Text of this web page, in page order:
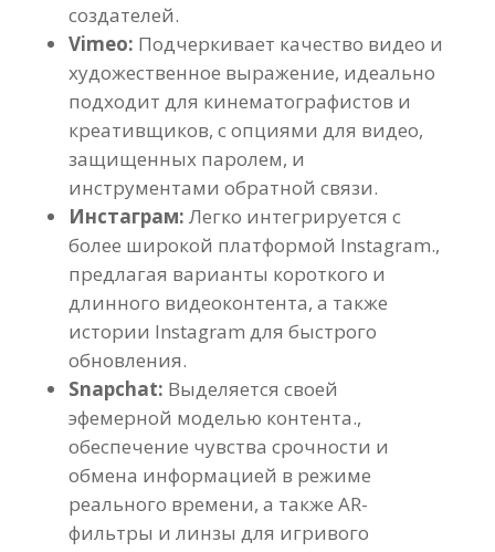
создателей.
Vimeo: Подчеркивает качество видео и
художественное выражение, идеально
подходит для кинематографистов и
креативщиков, с опциями для видео,
защищенных паролем, и
инструментами обратной связи.
Инстаграм:Легко интегрируется с
более широкой платформой Instagram.,
предлагая варианты короткого и
длинного видеоконтента, а также
истории Instagram для быстрого
обновления.
Snapchat: Выделяется своей
эфемерной моделью контента.,
обеспечение чувства срочности и
обмена информацией в режиме
реального времени, а также AR-
фильтры и линзы для игривого